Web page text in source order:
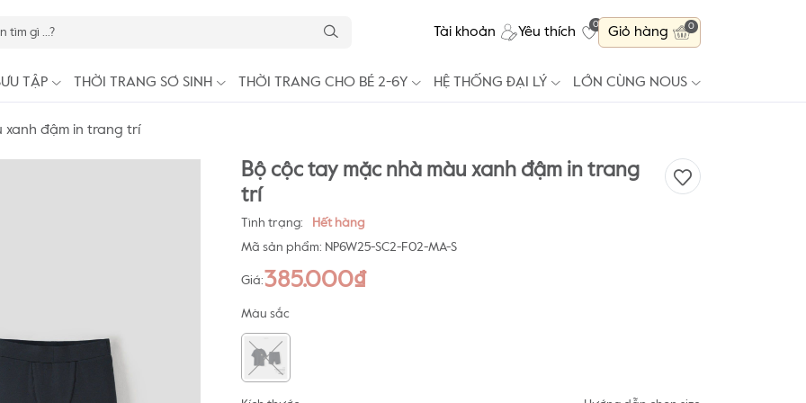
Tài khoản Yêu thích
0
Giỏ hàng 0
TẬP THỜI TRANG SƠ SINH THỜI TRANG CHO BÉ 2-6Y HỆ THỐNG ĐẠI LÝ LỚN CÙNG NOUS
xanh đậm in trang trí
Bộ cộc tay mặc nhà màu xanh đậm in trang
trí
Tình trạng:
Hết hàng
Mã sản phẩm: NP6W25-SC2-F02-MA-S
Giá:385.000₫
Màu sắc